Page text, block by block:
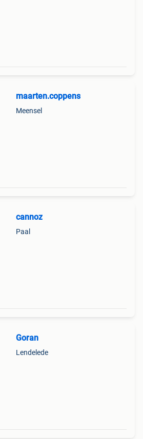
maarten.coppens
Meensel
cannoz
Paal
Goran
Lendelede